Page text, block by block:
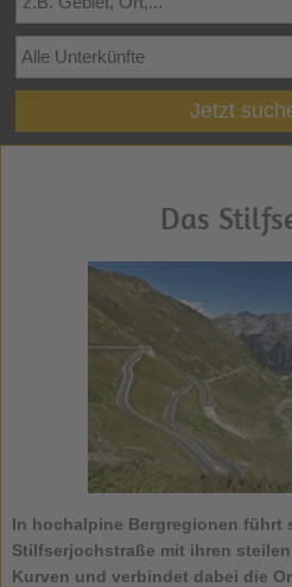
Jetzt
Das
In hochalpine Bergregionen führt
Stilfserjochstraße mit ihren
Kurven und verbindet dabei die